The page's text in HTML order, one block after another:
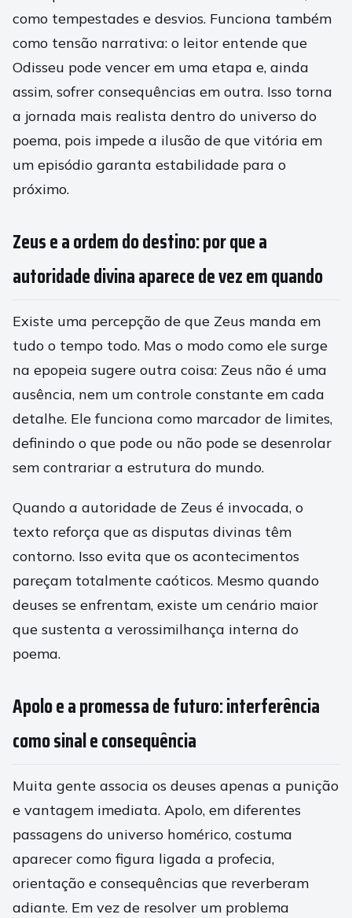
como tempestades e desvios. Funciona também
como tensão narrativa: o leitor entende que
Odisseu pode vencer em uma etapa e, ainda
assim, sofrer consequências em outra. Isso torna
a jornada mais realista dentro do universo do
poema, pois impede a ilusão de que vitória em
um episódio garanta estabilidade para o
próximo.
Zeus e a ordem do destino: por que a
autoridade divina aparece de vez em quando
Existe uma percepção de que Zeus manda em
tudo o tempo todo. Mas o modo como ele surge
na epopeia sugere outra coisa: Zeus não é uma
ausência, nem um controle constante em cada
detalhe. Ele funciona como marcador de limites,
definindo o que pode ou não pode se desenrolar
sem contrariar a estrutura do mundo.
Quando a autoridade de Zeus é invocada, o
texto reforça que as disputas divinas têm
contorno. Isso evita que os acontecimentos
pareçam totalmente caóticos. Mesmo quando
deuses se enfrentam, existe um cenário maior
que sustenta a verossimilhança interna do
poema.
Apolo e a promessa de futuro: interferência
como sinal e consequência
Muita gente associa os deuses apenas a punição
e vantagem imediata. Apolo, em diferentes
passagens do universo homérico, costuma
aparecer como figura ligada a profecia,
orientação e consequências que reverberam
adiante. Em vez de resolver um problema